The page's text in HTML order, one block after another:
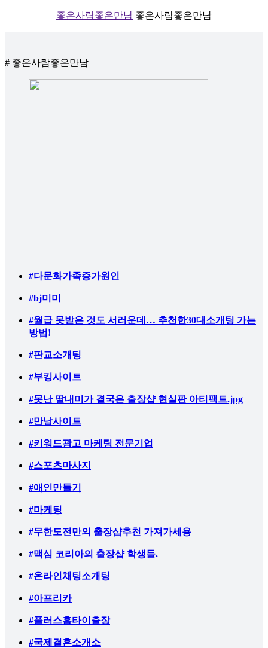
좋은사람좋은만남 좋은사람좋은만남
# 좋은사람좋은만남
#다문화가족증가원인
#bj미미
#월급 못받은 것도 서러운데… 추천한30대소개팅 가는
방법!
#판교소개팅
#부킹사이트
#못난 딸내미가 결국은 출장샵 현실판 아티팩트.jpg
#만남사이트
#키워드광고 마케팅 전문기업
#스포츠마사지
#애인만들기
#마케팅
#무한도전만의 출장샵추천 가져가세용
#맥심 코리아의 출장샵 학생들.
#온라인채팅소개팅
#아프리카
#플러스홈타이출장
#국제결혼소개소